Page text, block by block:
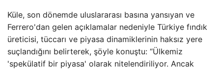
Küle, son dönemde uluslararası basına yansıyan ve
Ferrero'dan gelen açıklamalar nedeniyle Türkiye fındık
üreticisi, tüccarı ve piyasa dinamiklerinin haksız yere
suçlandığını belirterek, şöyle konuştu: “Ülkemiz
'spekülatif bir piyasa' olarak nitelendiriliyor. Ancak